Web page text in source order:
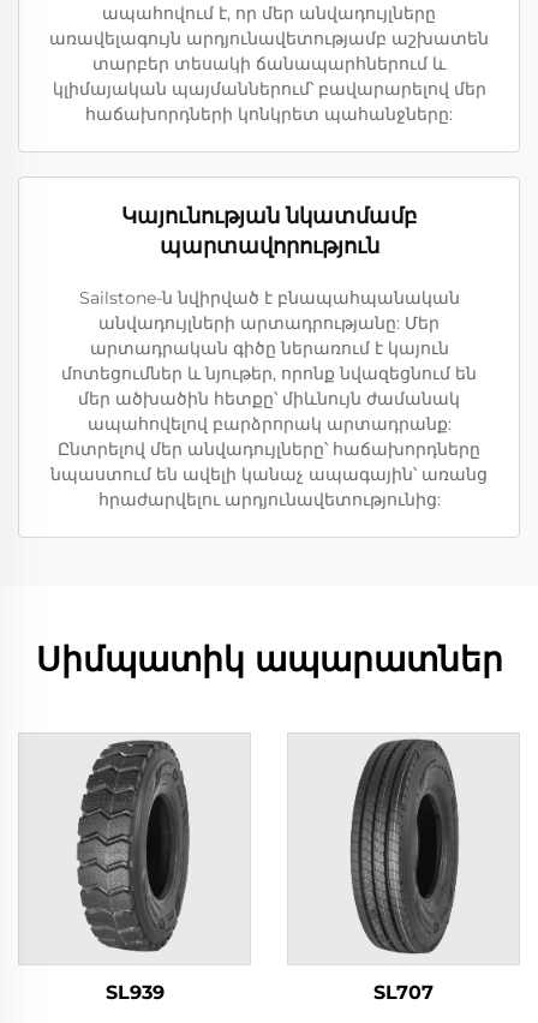
ապահովում է, որ մեր անվադույլները
առավելագույն արդյունավետությամբ աշխատեն
տարբեր տեսակի ճանապարհներում և
կլիմայական պայմաններում՝ բավարարելով մեր
հաճախորդների կոնկրետ պահանջները:
Կայունության նկատմամբ
պարտավորություն
Sailstone-ն նվիրված է բնապահպանական
անվադույլների արտադրությանը: Մեր
արտադրական գիծը ներառում է կայուն
մոտեցումներ և նյութեր, որոնք նվազեցնում են
մեր ածխածին հետքը՝ միևնույն ժամանակ
ապահովելով բարձրորակ արտադրանք:
Ընտրելով մեր անվադույլները՝ հաճախորդները
նպաստում են ավելի կանաչ ապագային՝ առանց
հրաժարվելու արդյունավետությունից:
Սիմպատիկ ապարատներ
SL939 SL707